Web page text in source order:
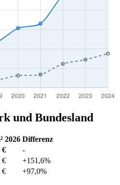
und Bundesland
2026 Differenz
€
-
€
+151,6%
€ +97,0%